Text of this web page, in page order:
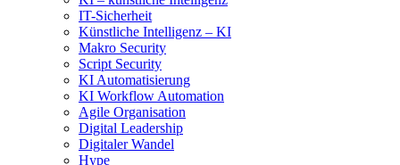
IT-Sicherheit
Künstliche Intelligenz – KI
Makro Security
Script Security
KI Automatisierung
KI Workflow Automation
Agile Organisation
Digital Leadership
Digitaler Wandel
Hype